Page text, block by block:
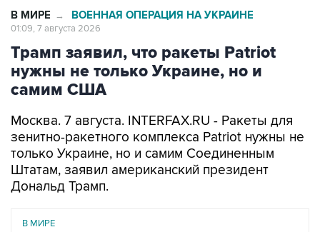
Трамп заявил, что ракеты Patriot
нужны не только Украине, но и
самим США
Москва. 7 августа. INTERFAX.RU - Ракеты для
только Украине, но и самим Соединенным
Штатам, заявил американский президент
Дональд Трамп.
В МИРЕ